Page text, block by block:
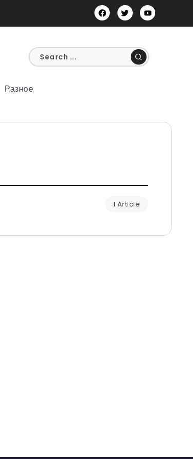
Разное
1 Article